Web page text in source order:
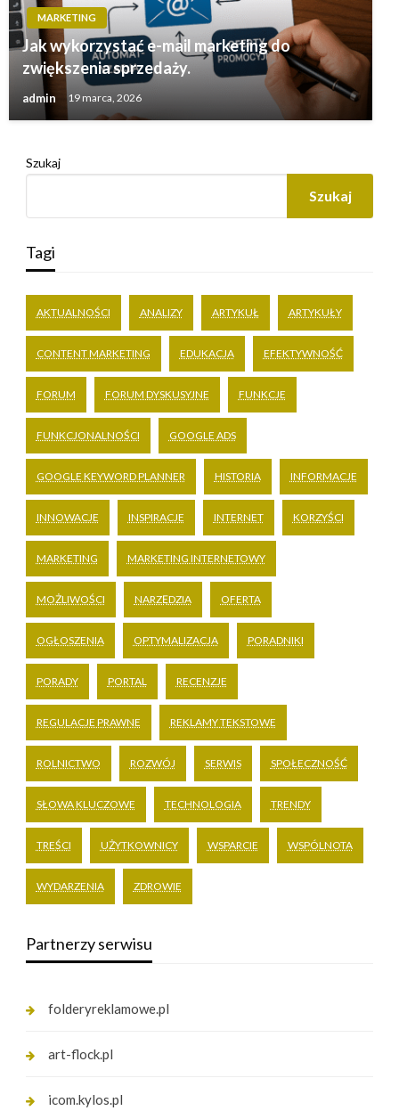
MARKETING
Jak wykorzystać e-mail marketing do
zwiększenia sprzedaży.
admin 19 marca, 2026
Szukaj
Szukaj
Tagi
AKTUALNOŚCI ANALIZY ARTYKUŁ ARTYKUŁY
CONTENT MARKETING EDUKACJA EFEKTYWNOŚĆ
FORUM FORUM DYSKUSYJNE FUNKCJE
FUNKCJONALNOŚCI GOOGLE ADS
GOOGLE KEYWORD PLANNER HISTORIA INFORMACJE
INNOWACJE INSPIRACJE INTERNET KORZYŚCI
MARKETING MARKETING INTERNETOWY
MOŻLIWOŚCI NARZĘDZIA OFERTA
OGŁOSZENIA OPTYMALIZACJA PORADNIKI
PORADY PORTAL RECENZJE
REGULACJE PRAWNE REKLAMY TEKSTOWE
ROLNICTWO ROZWÓJ SERWIS SPOŁECZNOŚĆ
SŁOWA KLUCZOWE TECHNOLOGIA TRENDY
TREŚCI UŻYTKOWNICY WSPARCIE WSPÓLNOTA
WYDARZENIA ZDROWIE
Partnerzy serwisu
folderyreklamowe.pl
art-flock.pl
icom.kylos.pl